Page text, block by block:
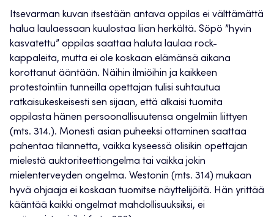
Itsevarman kuvan itsestään antava oppilas ei välttämättä
halua laulaessaan kuulostaa liian herkältä. Söpö ”hyvin
kasvatettu” oppilas saattaa haluta laulaa rock-
kappaleita, mutta ei ole koskaan elämänsä aikana
korottanut ääntään. Näihin ilmiöihin ja kaikkeen
protestointiin tunneilla opettajan tulisi suhtautua
ratkaisukeskeisesti sen sijaan, että alkaisi tuomita
oppilasta hänen persoonallisuutensa ongelmiin liittyen
(mts. 314.). Monesti asian puheeksi ottaminen saattaa
pahentaa tilannetta, vaikka kyseessä olisikin opettajan
mielestä auktoriteettiongelma tai vaikka jokin
mielenterveyden ongelma. Westonin (mts. 314) mukaan
hyvä ohjaaja ei koskaan tuomitse näyttelijöitä. Hän yrittää
kääntää kaikki ongelmat mahdollisuuksiksi, ei